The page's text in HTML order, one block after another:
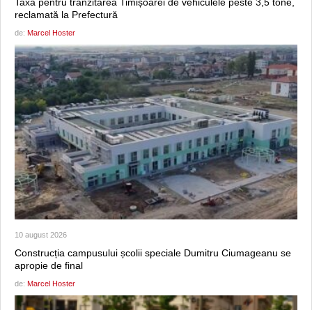
reclamată la Prefectură
de: Marcel Hoster
10 august 2026
Construcția campusului școlii speciale Dumitru Ciumageanu se
apropie de final
de: Marcel Hoster